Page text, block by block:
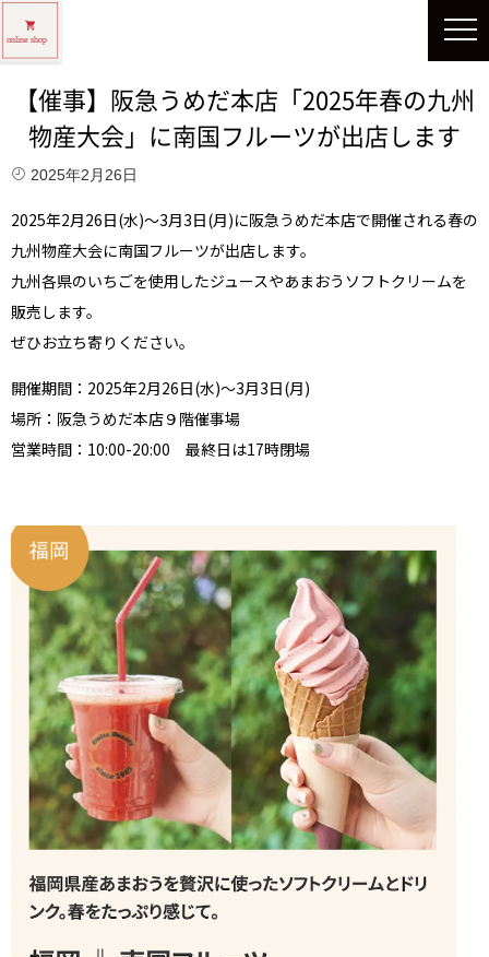
【催事】阪急うめだ本店「2025年春の九州
物産大会」に南国フルーツが出店します
2025年2月26日
2025年2月26日(水)〜3月3日(月)に阪急うめだ本店で開催される春の
九州物産大会に南国フルーツが出店します。
九州各県のいちごを使用したジュースやあまおうソフトクリームを
販売します。
ぜひお立ち寄りください。
開催期間：2025年2月26日(水)〜3月3日(月)
場所：阪急うめだ本店９階催事場
営業時間：10:00-20:00 最終日は17時閉場